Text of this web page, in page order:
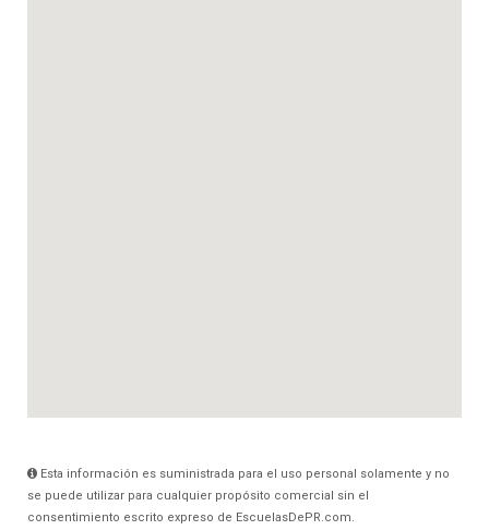
Esta información es suministrada para el uso personal solamente y no
se puede utilizar para cualquier propósito comercial sin el
consentimiento escrito expreso de EscuelasDePR.com.